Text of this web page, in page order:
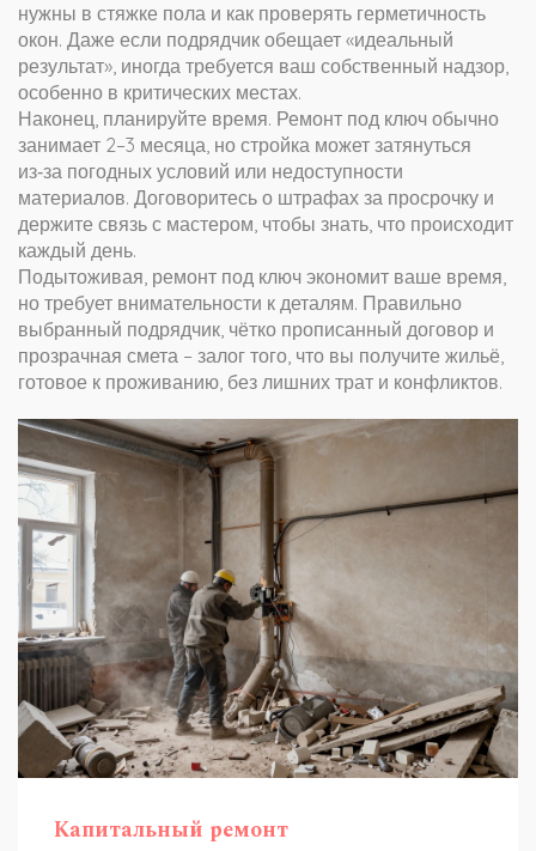
нужны в стяжке пола и как проверять герметичность
окон. Даже если подрядчик обещает «идеальный
результат», иногда требуется ваш собственный надзор,
особенно в критических местах.
Наконец, планируйте время. Ремонт под ключ обычно
занимает 2–3 месяца, но стройка может затянуться
из‑за погодных условий или недоступности
материалов. Договоритесь о штрафах за просрочку и
держите связь с мастером, чтобы знать, что происходит
каждый день.
Подытоживая, ремонт под ключ экономит ваше время,
но требует внимательности к деталям. Правильно
выбранный подрядчик, чётко прописанный договор и
прозрачная смета – залог того, что вы получите жильё,
готовое к проживанию, без лишних трат и конфликтов.
Капитальный ремонт